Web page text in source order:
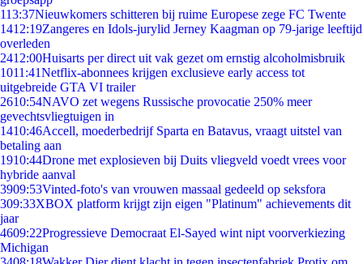
113:37Nieuwkomers schitteren bij ruime Europese zege FC Twente
1412:19Zangeres en Idols-jurylid Jerney Kaagman op 79-jarige leeftijd
overleden
2412:00Huisarts per direct uit vak gezet om ernstig alcoholmisbruik
1011:41Netflix-abonnees krijgen exclusieve early access tot
uitgebreide GTA VI trailer
2610:54NAVO zet wegens Russische provocatie 250% meer
gevechtsvliegtuigen in
1410:46Accell, moederbedrijf Sparta en Batavus, vraagt uitstel van
betaling aan
1910:44Drone met explosieven bij Duits vliegveld voedt vrees voor
hybride aanval
3909:53Vinted-foto's van vrouwen massaal gedeeld op seksfora
309:33XBOX platform krijgt zijn eigen "Platinum" achievements dit
jaar
4609:22Progressieve Democraat El-Sayed wint nipt voorverkiezing
Michigan